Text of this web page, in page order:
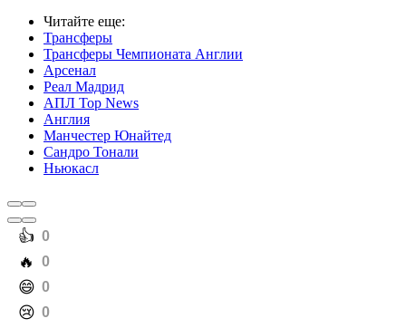
Читайте еще:
Трансферы
Трансферы Чемпионата Англии
Арсенал
Реал Мадрид
АПЛ Top News
Англия
Манчестер Юнайтед
Сандро Тонали
Ньюкасл
️👍 0
️🔥 0
️😄 0
️😢 0